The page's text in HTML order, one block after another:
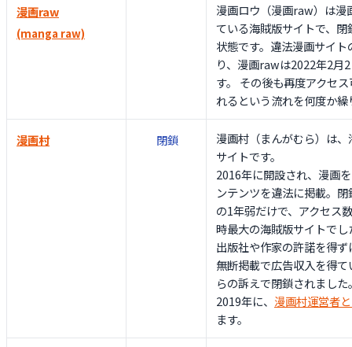
漫画raw
(manga raw)
漫画ロウ（漫画raw）は漫
ている海賊版サイトで、
状態です。違法漫画サイ
り、漫画rawは2022年2月
す。 その後も再度アクセ
れるという流れを何度か
漫画村 閉鎖
漫画村（まんがむら）は
サイトです。
2016年に開設され、漫画
ンテンツを違法に掲載。
の1年弱だけで、アクセス
時最大の海賊版サイトでし
出版社や作家の許諾を得
無断掲載で広告収入を得
らの訴えで閉鎖されました
2019年に、 漫画村運営者
ます。